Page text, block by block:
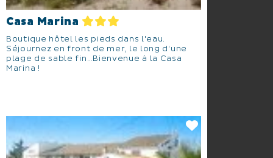
Casa Marina
Boutique hôtel les pieds dans l'eau.
Séjournez en front de mer, le long d’une
plage de sable fin…Bienvenue à la Casa
Marina !